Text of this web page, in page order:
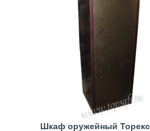
Шкаф оружейный